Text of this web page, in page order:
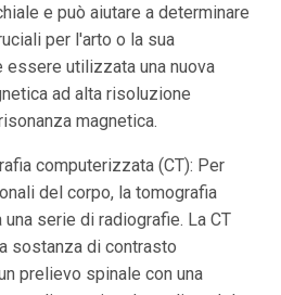
e può aiutare a determinare
per l'arto o la sua
utilizzata una nuova
ad alta risoluzione
magnetica.
computerizzata (CT): Per
del corpo, la tomografia
serie di radiografie. La CT
sostanza di contrasto
prelievo spinale con una